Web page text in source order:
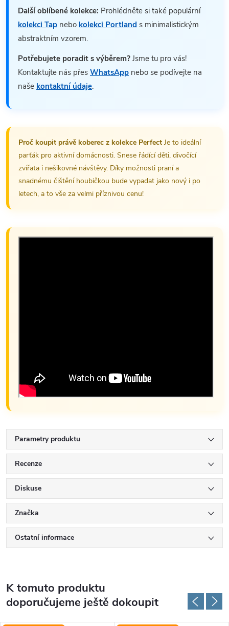
Další oblíbené kolekce: Prohlédněte si také populární
kolekci Tap nebo kolekci Portland s minimalistickým
abstraktním vzorem.
Potřebujete poradit s výběrem? Jsme tu pro vás!
Kontaktujte nás přes WhatsApp nebo se podívejte na
naše kontaktní údaje.
Proč koupit právě koberec z kolekce Perfect Je to ideální
parťák pro aktivní domácnosti. Snese řádící děti, divočící
zvířata i nešikovné návštěvy. Díky možnosti praní a
snadnému čištění houbičkou bude vypadat jako nový i po
letech, a to vše za velmi příznivou cenu!
Parametry produktu
Recenze
Diskuse
Značka
Ostatní informace
K tomuto produktu
doporučujeme ještě dokoupit